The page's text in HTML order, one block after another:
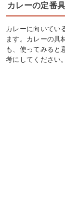
カレーの定番
カレーに向いてい
ます。カレーの具
も、使ってみると
考にしてください。